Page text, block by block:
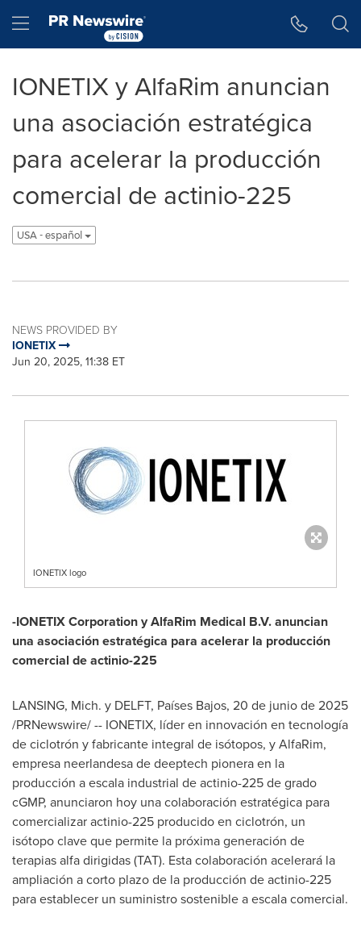
Hamburger menu
IONETIX y AlfaRim anuncian
una asociación estratégica
para acelerar la producción
comercial de actinio-225
USA - español
NEWS PROVIDED BY
IONETIX
Jun 20, 2025, 11:38 ET
IONETIX logo
-IONETIX Corporation y AlfaRim Medical B.V. anuncian
una asociación estratégica para acelerar la producción
comercial de actinio-225
LANSING, Mich. y DELFT, Países Bajos, 20 de junio de 2025
/PRNewswire/ -- IONETIX, líder en innovación en tecnología
de ciclotrón y fabricante integral de isótopos, y AlfaRim,
empresa neerlandesa de deeptech pionera en la
producción a escala industrial de actinio-225 de grado
cGMP, anunciaron hoy una colaboración estratégica para
comercializar actinio-225 producido en ciclotrón, un
isótopo clave que permite la próxima generación de
terapias alfa dirigidas (TAT). Esta colaboración acelerará la
ampliación a corto plazo de la producción de actinio-225
para establecer un suministro sostenible a escala comercial.